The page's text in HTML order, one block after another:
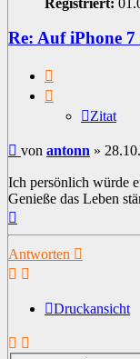
Re: Auf iPhone 7
Zitat
Beitrag
von antonn »
Ich persönlich würde
Genieße das Leben
Antworten
Druckansicht